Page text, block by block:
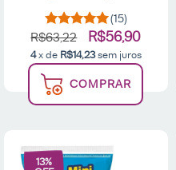
Amora (15)
R$63,22 R$56,90
4x de R$14,23sem juros
COMPRAR
13%